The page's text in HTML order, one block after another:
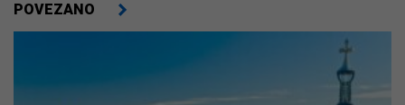
POVEZANO